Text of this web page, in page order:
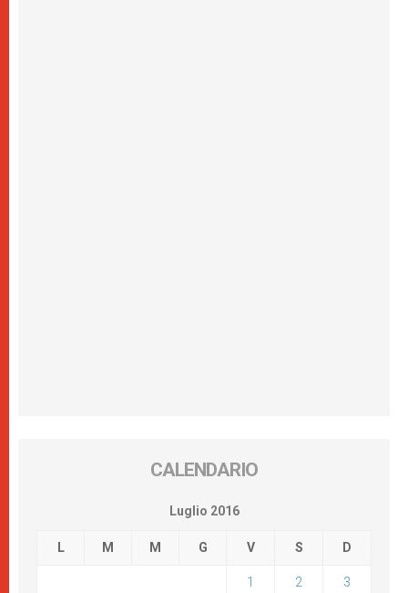
CALENDARIO
Luglio 2016
L M M G V S D
1 2 3